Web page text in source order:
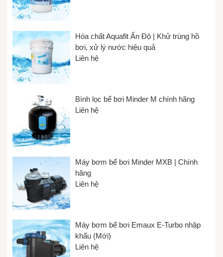
Hóa chất Aquafit Ấn Độ | Khử trùng hồ
bơi, xử lý nước hiệu quả
Liên hệ
Bình lọc bể bơi Minder M chính hãng
Liên hệ
Máy bơm bể bơi Minder MXB | Chính
hãng
Liên hệ
Máy bơm bể bơi Emaux E-Turbo nhập
khẩu (Mới)
Liên hệ